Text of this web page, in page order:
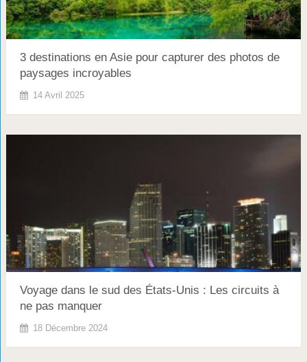
3 destinations en Asie pour capturer des photos de
paysages incroyables
14 Avril 2025
Voyage dans le sud des États-Unis : Les circuits à
ne pas manquer
18 Décembre 2024